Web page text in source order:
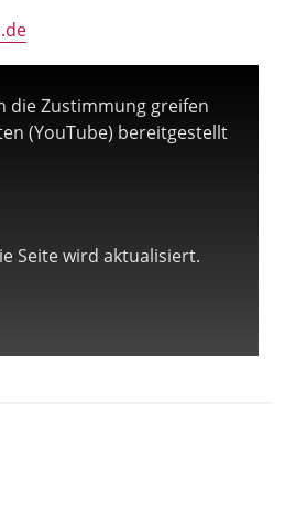
die Zustimmung greifen
(YouTube) bereitgestellt
Seite wird aktualisiert.